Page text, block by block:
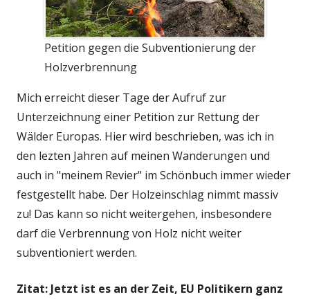
Petition gegen die Subventionierung der
Holzverbrennung
Mich erreicht dieser Tage der Aufruf zur
Unterzeichnung einer Petition zur Rettung der
Wälder Europas. Hier wird beschrieben, was ich in
den lezten Jahren auf meinen Wanderungen und
auch in "meinem Revier" im Schönbuch immer wieder
festgestellt habe. Der Holzeinschlag nimmt massiv
zu! Das kann so nicht weitergehen, insbesondere
darf die Verbrennung von Holz nicht weiter
subventioniert werden.
Zitat: Jetzt ist es an der Zeit, EU Politikern ganz